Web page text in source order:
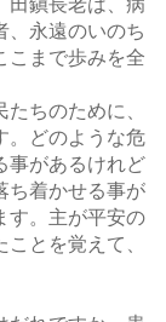
、永遠のいのち
こまで歩みを全
ちのために、
。どのような危
事があるけれど
ち着かせる事が
す。主が平安の
とを覚えて、